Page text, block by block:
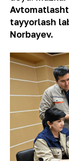
tayyorlash
Norbayev.